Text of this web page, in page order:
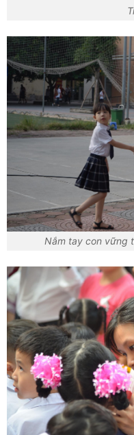
Nắm tay con vững